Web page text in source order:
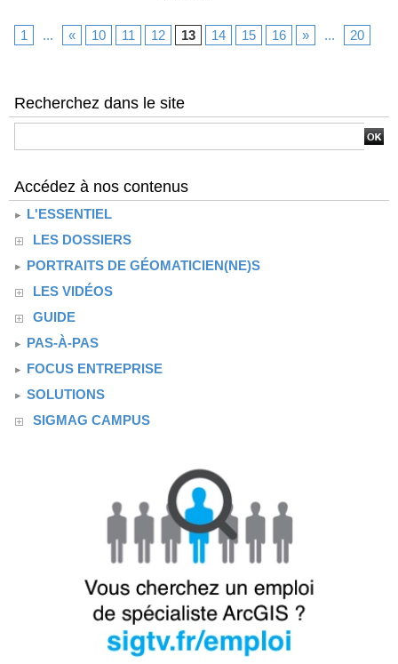
1 ... « 10 11 12 13 14 15 16 » ... 20
Recherchez dans le site
Accédez à nos contenus
L'ESSENTIEL
LES DOSSIERS
PORTRAITS DE GÉOMATICIEN(NE)S
LES VIDÉOS
GUIDE
PAS-À-PAS
FOCUS ENTREPRISE
SOLUTIONS
SIGMAG CAMPUS